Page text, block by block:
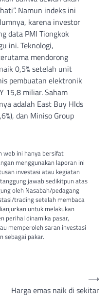
Namun indeks ini
karena investor
data PMI Tiongkok
ini. Teknologi,
mendorong
0,5% setelah unit
pembuatan elektronik
15,8 miliar. Saham
adalah East Buy Hlds
dan Miniso Group
web ini hanya bersifat
menggunakan laporan ini
investasi atau kegiatan
jawab sedikitpun atas
oleh Nasabah/pedagang
trading setelah membaca
untuk melakukan
perihal dinamika pasar,
memperoleh saran investasi
sebagai pakar.
Harga emas naik di sekitar
⟶